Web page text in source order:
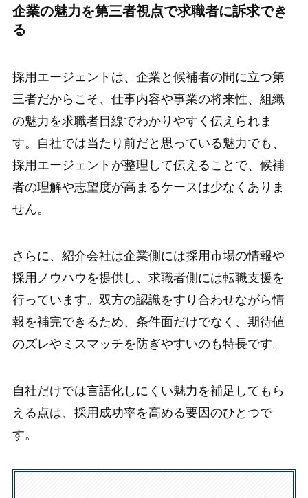
企業の魅力を第三者視点で求職者に訴求でき
る
採用エージェントは、企業と候補者の間に立つ第
三者だからこそ、仕事内容や事業の将来性、組織
の魅力を求職者目線でわかりやすく伝えられま
す。自社では当たり前だと思っている魅力でも、
採用エージェントが整理して伝えることで、候補
者の理解や志望度が高まるケースは少なくありま
せん。
さらに、紹介会社は企業側には採用市場の情報や
採用ノウハウを提供し、求職者側には転職支援を
行っています。双方の認識をすり合わせながら情
報を補完できるため、条件面だけでなく、期待値
のズレやミスマッチを防ぎやすいのも特長です。
自社だけでは言語化しにくい魅力を補足してもら
える点は、採用成功率を高める要因のひとつで
す。